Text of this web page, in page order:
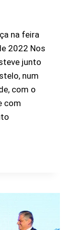
na feira
2022 Nos
junto
num
com o
com